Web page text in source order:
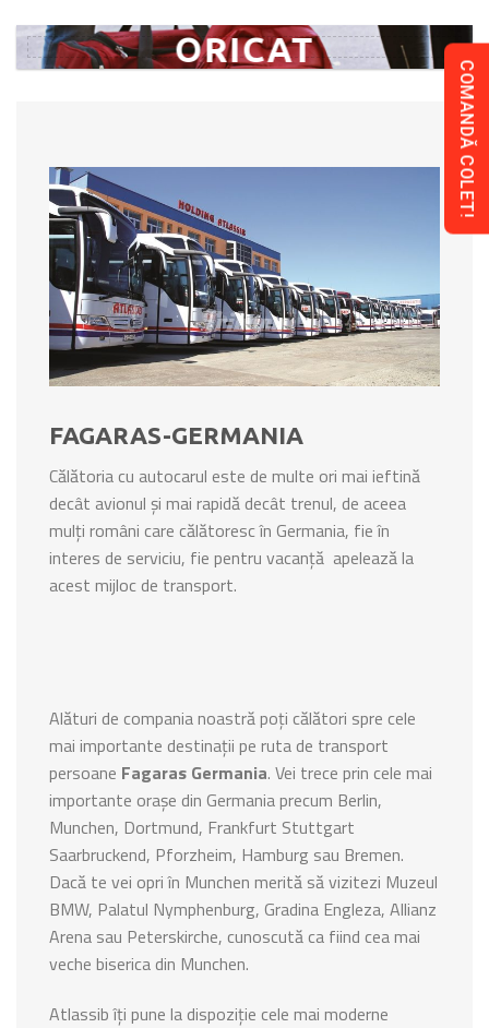
ORICAT
FAGARAS-GERMANIA
Călătoria cu autocarul este de multe ori mai ieftină
decât avionul și mai rapidă decât trenul, de aceea
mulți români care călătoresc în Germania, fie în
interes de serviciu, fie pentru vacanță apelează la
acest mijloc de transport.
Alături de compania noastră poți călători spre cele
mai importante destinații pe ruta de transport
persoane Fagaras Germania. Vei trece prin cele mai
importante orașe din Germania precum Berlin,
Munchen, Dortmund, Frankfurt Stuttgart
Saarbruckend, Pforzheim, Hamburg sau Bremen.
Dacă te vei opri în Munchen merită să vizitezi Muzeul
BMW, Palatul Nymphenburg, Gradina Engleza, Allianz
Arena sau Peterskirche, cunoscută ca fiind cea mai
veche biserica din Munchen.
Atlassib îți pune la dispoziție cele mai moderne
COMANDĂ COLET!